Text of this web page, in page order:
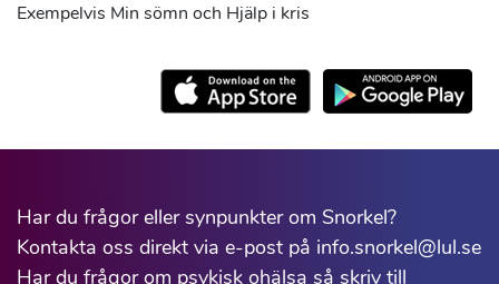
Exempelvis Min sömn och Hjälp i kris
Har du frågor eller synpunkter om Snorkel?
Kontakta oss direkt via e-post på info.snorkel@lul.se
Har du frågor om psykisk ohälsa så skriv till